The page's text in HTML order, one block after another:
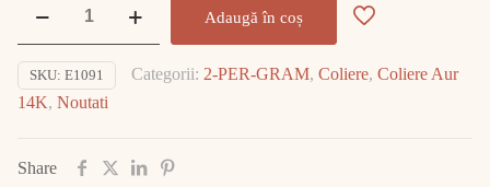
14K
3.23gr
Adaugă în coș
SKU: E1091 Categorii: 2-PER-GRAM, Coliere, Coliere Aur
14K, Noutati
Share